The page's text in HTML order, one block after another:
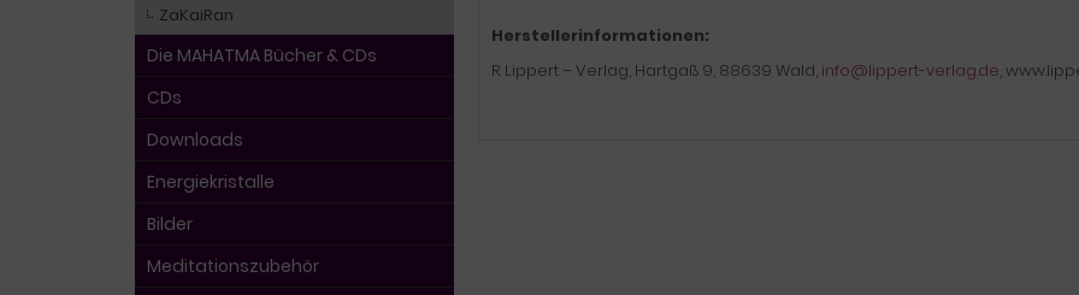
Herstellerinformationen:
R. Lippert – Verlag, Hartgaß 9, 88639 Wald, info@lippert-verlag.de,
ZaKaiRan
Die MAHATMA Bücher & CDs
CDs
Downloads
Energiekristalle
Bilder
Meditationszubehör